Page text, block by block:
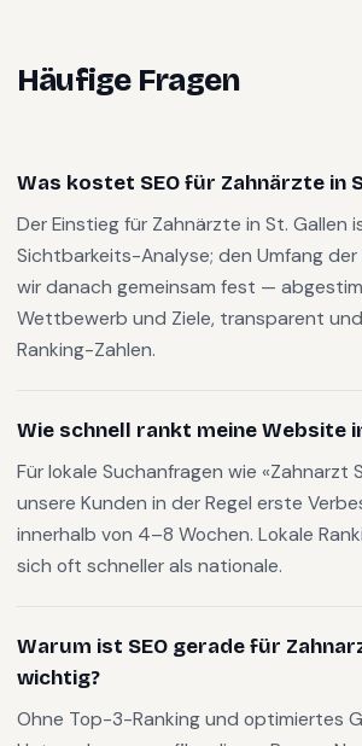
Häufige Fragen
Was kostet SEO für Zahnärzte in
Der Einstieg für Zahnärzte in St. Gallen
Sichtbarkeits-Analyse; den Umfang
wir danach gemeinsam fest —
Wettbewerb und Ziele, transparent
Ranking-Zahlen.
Wie schnell rankt meine Website
Für lokale Suchanfragen wie «Zahnarzt
unsere Kunden in der Regel erste
innerhalb von 4–8 Wochen. Lokale
sich oft schneller als nationale.
Warum ist SEO gerade für
wichtig?
Ohne Top-3-Ranking und optimiertes